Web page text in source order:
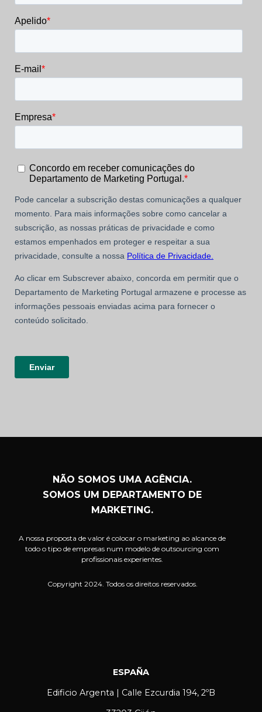
NÃO SOMOS UMA AGÊNCIA.
SOMOS UM DEPARTAMENTO DE
MARKETING.
A nossa proposta de valor é colocar o marketing ao alcance de
todo o tipo de empresas num modelo de outsourcing com
profissionais experientes.
Copyright 2024. Todos os direitos reservados.
ESPAÑA
Edificio Argenta | Calle Ezcurdia 194, 2ºB